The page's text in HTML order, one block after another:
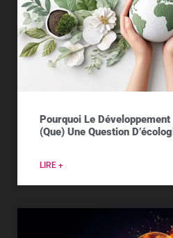
Pourquoi Le
(que) Une Question
LIRE +